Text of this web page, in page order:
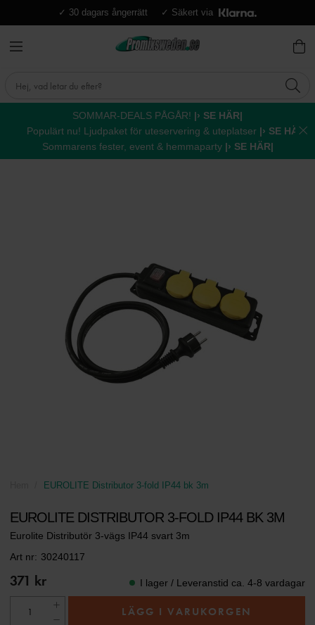
✓ 30 dagars ångerrätt ✓ Säkert via
SOMMAR-DEALS PÅGÅR! |› SE HÄR|
Populärt nu! Ljudpaket för uteservering & uteplatser |› SE HÄR|
Sommarens fester, event & hemmaparty |› SE HÄR|
EUROLITE Distributor 3-fold IP44 bk 3m
EUROLITE DISTRIBUTOR 3-FOLD IP44 BK 3M
Eurolite Distributör 3-vägs IP44 svart 3m
Art nr: 30240117
371 kr I lager / Leveranstid ca. 4-8 vardagar
LÄGG I VARUKORGEN